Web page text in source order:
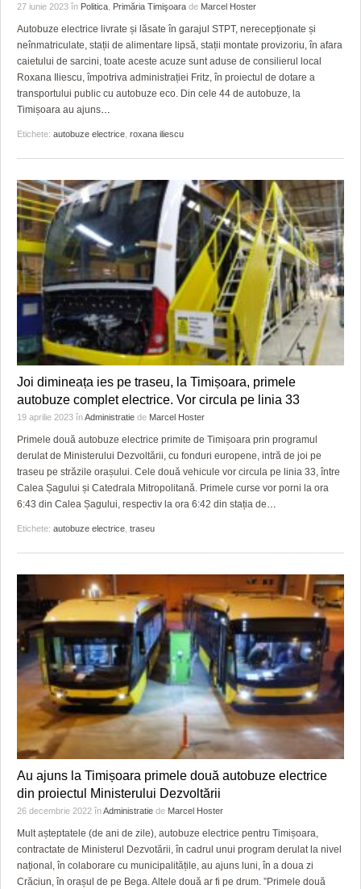
27 iunie 2023 în Politica Primăria Timişoara de Marcel Hoster
Autobuze electrice livrate și lăsate în garajul STPT, nerecepționate și
neînmatriculate, stații de alimentare lipsă, stații montate provizoriu, în afara
caietului de sarcini, toate aceste acuze sunt aduse de consilierul local
Roxana Iliescu, împotriva administrației Fritz, în proiectul de dotare a
transportului public cu autobuze eco. Din cele 44 de autobuze, la
Timișoara au ajuns…
Etichete: autobuze electrice roxana iliescu
Joi dimineața ies pe traseu, la Timișoara, primele
autobuze complet electrice. Vor circula pe linia 33
19 aprilie 2023 înAdministratie de Marcel Hoster
Primele două autobuze electrice primite de Timișoara prin programul
derulat de Ministerului Dezvoltării, cu fonduri europene, intră de joi pe
traseu pe străzile orașului. Cele două vehicule vor circula pe linia 33, între
Calea Șagului și Catedrala Mitropolitană. Primele curse vor porni la ora
6:43 din Calea Șagului, respectiv la ora 6:42 din stația de
Etichete: autobuze electrice traseu
Au ajuns la Timișoara primele două autobuze electrice
din proiectul Ministerului Dezvoltării
26 decembrie 2022 înAdministratie de Marcel Hoster
Mult așteptatele (de ani de zile), autobuze electrice pentru Timișoara,
contractate de Ministerul Dezvotării, în cadrul unui program derulat la nivel
național, în colaborare cu municipalitățile, au ajuns luni, în a doua zi
Crăciun, în orașul de pe Bega. Altele două ar fi pe drum. ”Primele două